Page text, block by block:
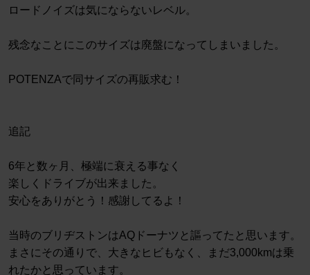
ロードノイズは気にならないレベル。
残念なことにこのサイズは廃盤になってしまいました。
POTENZAで同サイズの再販求む！
追記
6年と数ヶ月、極端に衰える事なく
楽しくドライブが出来ました。
安心をありがとう！感謝してるよ！
当時のブリヂストンはAQドーナツと謳ってたと思います。
まさにその通りで、大きなヒビもなく、まだ3,000kmは乗
れたかと思っています。